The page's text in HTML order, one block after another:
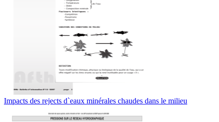
Impacts des rejects d`eaux minérales chaudes dans le milieu